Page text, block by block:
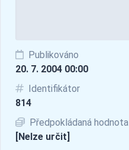
Publikováno
20. 7. 2004 00:00
Identifikátor
814
Předpokládaná hodnota
[Nelze určit]